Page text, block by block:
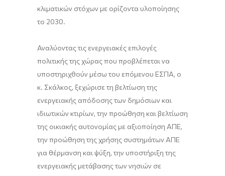
κλιματικών στόχων με ορίζοντα υλοποίησης
το 2030.
Αναλύοντας τις ενεργειακές επιλογές
πολιτικής της χώρας που προβλέπεται να
υποστηριχθούν μέσω του επόμενου ΕΣΠΑ, ο
κ. Σκάλκος, ξεχώρισε τη βελτίωση της
ενεργειακής απόδοσης των δημόσιων και
ιδιωτικών κτιρίων, την προώθηση και βελτίωση
της οικιακής αυτονομίας με αξιοποίηση ΑΠΕ,
την προώθηση της χρήσης συστημάτων ΑΠΕ
για θέρμανση και ψύξη, την υποστήριξη της
ενεργειακής μετάβασης των νησιών σε